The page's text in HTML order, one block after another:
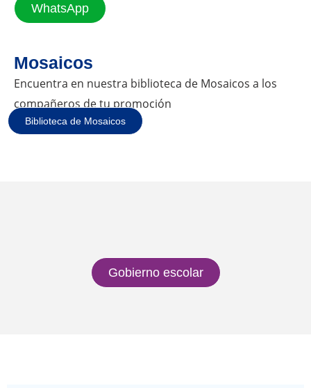
WhatsApp
Mosaicos
Encuentra en nuestra biblioteca de Mosaicos a los
compañeros de tu promoción
Biblioteca de Mosaicos
Gobierno escolar